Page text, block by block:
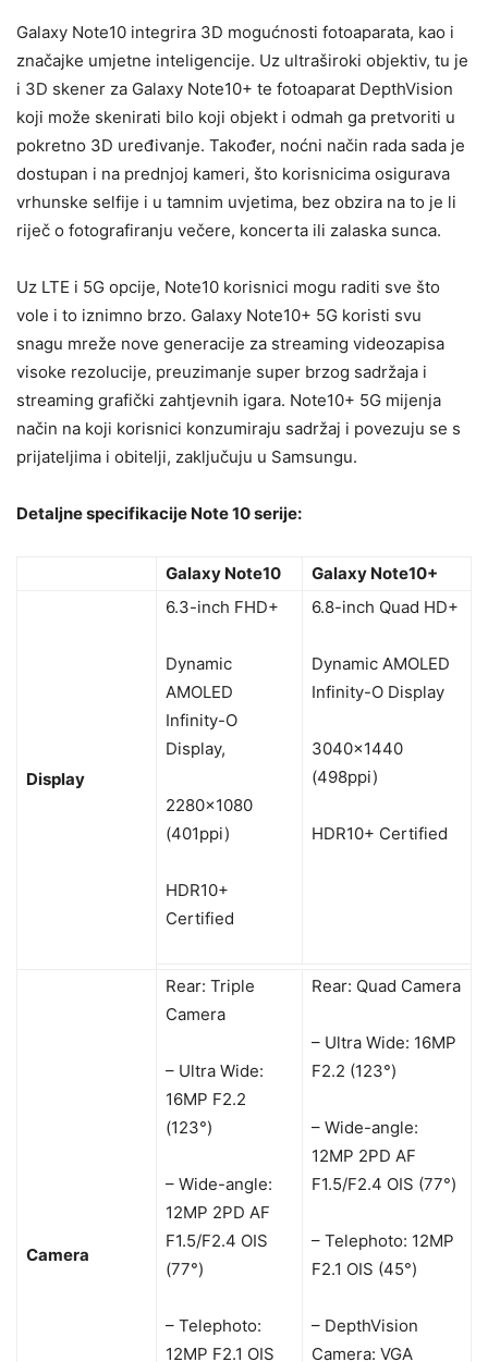
Galaxy Note10 integrira 3D mogućnosti fotoaparata, kao i
značajke umjetne inteligencije. Uz ultraširoki objektiv, tu je
i 3D skener za Galaxy Note10+ te fotoaparat DepthVision
koji može skenirati bilo koji objekt i odmah ga pretvoriti u
pokretno 3D uređivanje. Također, noćni način rada sada je
dostupan i na prednjoj kameri, što korisnicima osigurava
vrhunske selfije i u tamnim uvjetima, bez obzira na to je li
riječ o fotografiranju večere, koncerta ili zalaska sunca.
Uz LTE i 5G opcije, Note10 korisnici mogu raditi sve što
vole i to iznimno brzo. Galaxy Note10+ 5G koristi svu
snagu mreže nove generacije za streaming videozapisa
visoke rezolucije, preuzimanje super brzog sadržaja i
streaming grafički zahtjevnih igara. Note10+ 5G mijenja
način na koji korisnici konzumiraju sadržaj i povezuju se s
prijateljima i obitelji, zaključuju u Samsungu.
Detaljne specifikacije Note 10 serije:
Galaxy Note10 Galaxy Note10+
Display
6.3-inch FHD+
Dynamic
AMOLED
Infinity-O
Display,
2280×1080
(401ppi)
HDR10+
Certified
6.8-inch Quad HD+
Dynamic AMOLED
Infinity-O Display
3040×1440
(498ppi)
HDR10+ Certified
Camera
Rear: Triple
Camera
– Ultra Wide:
16MP F2.2
(123°)
– Wide-angle:
12MP 2PD AF
F1.5/F2.4 OIS
(77°)
– Telephoto:
12MP F2.1 OIS
Rear: Quad Camera
– Ultra Wide: 16MP
F2.2 (123°)
– Wide-angle:
12MP 2PD AF
F1.5/F2.4 OIS (77°)
– Telephoto: 12MP
F2.1 OIS (45°)
– DepthVision
Camera: VGA